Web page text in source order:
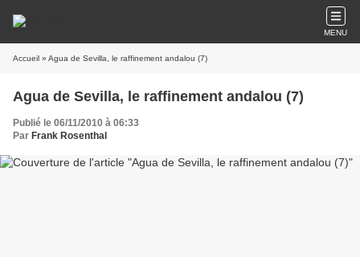
MENU
Accueil » Agua de Sevilla, le raffinement andalou (7)
Agua de Sevilla, le raffinement andalou (7)
Publié le 06/11/2010 à 06:33
Par Frank Rosenthal